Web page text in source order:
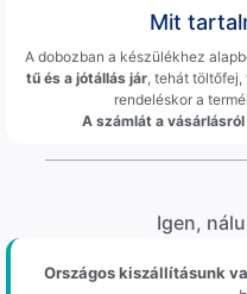
Mit
A dobozban a készülékhez
tű és a jótállás jár , tehát
rendeléskor a
A számlát a
Igen,
Országos kiszállításunk